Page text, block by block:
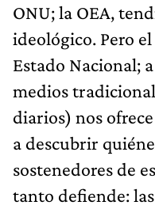
ONU; la OEA,
ideológico. Pero
Estado Nacional;
medios
diarios) nos
a descubrir
sostenedores de
tanto defiende: